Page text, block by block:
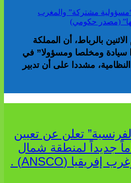
بالرباط، أن المملكة
سيادة ومخلصا ومسؤولا” في
مشددا على أن تدبير
تعلن عن تعيين
جديداً لمنطقة شمال
إفريقيا والساحل وغرب إفريقيا (ANSCO) .